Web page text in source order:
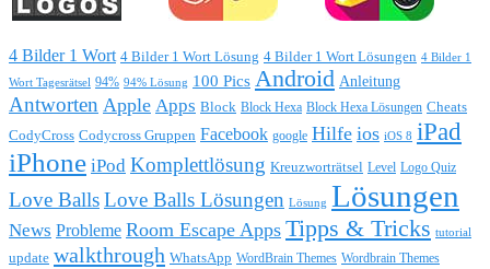
4 Bilder 1 Wort 4 Bilder 1 Wort Lösung 4 Bilder 1 Wort Lösungen 4 Bilder 1
Wort Tagesrätsel 94% 94% Lösung 100 Pics Android Anleitung
Antworten Apple Apps Block Block Hexa Block Hexa Lösungen Cheats
CodyCross Codycross Gruppen Facebook google Hilfe ios iOS 8 iPad
iPhone iPod Komplettlösung Kreuzworträtsel Level Logo Quiz
Love BallsLove Balls Lösungen Lösung Lösungen
News Probleme Room Escape Apps Tipps & Tricks tutorial
update walkthrough WhatsApp WordBrain Themes Wordbrain Themes